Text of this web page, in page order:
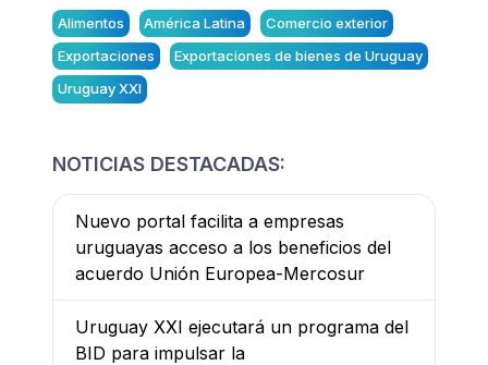
Alimentos América Latina
Comercio exterior
Exportaciones
Exportaciones de bienes de Uruguay
Uruguay XXI
NOTICIAS DESTACADAS:
Nuevo portal facilita a empresas
uruguayas acceso a los beneficios del
acuerdo Unión Europea-Mercosur
Uruguay XXI ejecutará un programa del
BID para impulsar la